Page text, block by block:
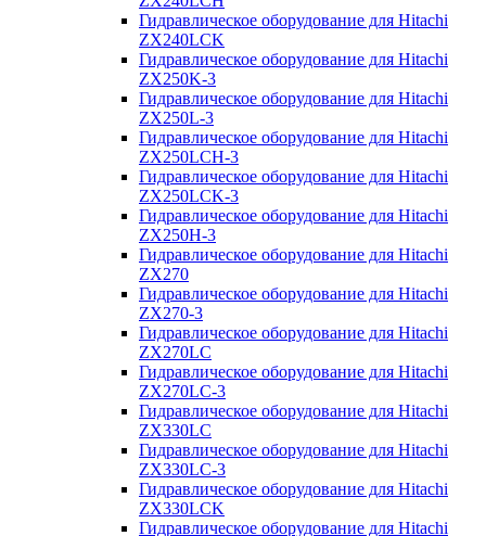
Гидравлическое оборудование для Hitachi
ZX240LCK
Гидравлическое оборудование для Hitachi
ZX250K-3
Гидравлическое оборудование для Hitachi
ZX250L-3
Гидравлическое оборудование для Hitachi
ZX250LCH-3
Гидравлическое оборудование для Hitachi
ZX250LCK-3
Гидравлическое оборудование для Hitachi
ZX250Н-3
Гидравлическое оборудование для Hitachi
ZX270
Гидравлическое оборудование для Hitachi
ZX270-3
Гидравлическое оборудование для Hitachi
ZX270LC
Гидравлическое оборудование для Hitachi
ZX270LC-3
Гидравлическое оборудование для Hitachi
ZX330LC
Гидравлическое оборудование для Hitachi
ZX330LC-3
Гидравлическое оборудование для Hitachi
ZX330LCK
Гидравлическое оборудование для Hitachi